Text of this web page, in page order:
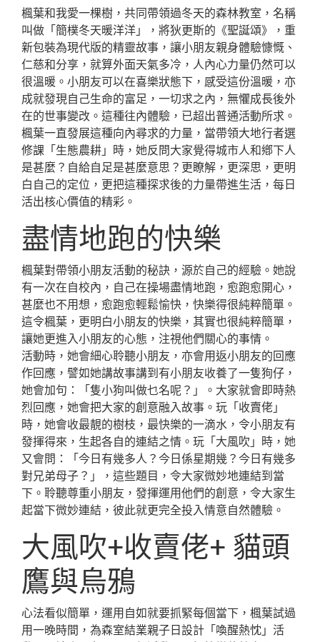
楓葉和我愛一棵樹，共同帶領過冬天的森林教室，名稱
叫做「簡樸冬天暖洋洋」，將狄更斯的《聖誕頌》，重
新包裝為現代版的精靈故事，讓小朋友親身體驗慷慨、
仁慈和分享，就算外面天氣多冷，人內心力量仍然可以
很溫暖。小朋友可以在喜樂狀態下，感受這份溫暖，亦
成就發現自己生命的富足，一切求之內，無懼成長後外
在的世事變改。這種往內體驗，已超出普通活動所求。
楓葉一直發展這種向內尋求的力量，當帶領大地行者選
修課「生態農耕」時，她反問大家覺得城市人和鄕下人
是甚麼？自給自足是甚麼意思？更瞭解，更深思，更明
白自己的定位，更把這種探求後的力量帶進生活，每日
活出核心價值的精彩。
盡情地跑的快樂
楓葉對帶領小朋友活動的秘訣，源於自己的經驗。她說
有一次在自校內，自己在操場盡情地跑，愈跑愈開心，
甚麼也不用想，愈跑愈輕鬆愉快，快樂得很純粹簡單。
這令楓葉，更明白小朋友的快樂，其實也很純粹簡單，
讓她更進入小朋友的心態，注視他們關心的事情。
活動時，她會細心聆聽小朋友，亦會用返小朋友的回應
作回應，譬如她講故事講到有小朋友收養了一隻狗仔，
她會加句：「隻小狗叫做乜名呢？」。大家就會即時熱
烈回應，她會把大家的創意融入故事。玩「收賣佬」
時，她會收最靚的樹枝，最快樂的一滴水，令小朋友有
發揮得來，生起各自的連結之情。玩「大風吹」時，她
又會問：「今日有幾多人？今日係星期幾？今日有幾多
對兄弟母子？」，這些題目，令大家微妙地連結到當
下。聆聽尊重小朋友，發揮運用他們的創意，令大家生
起當下微妙連結，彼此就更完全投入情意自然體驗。
大風吹+收賣佬+ 貓頭
鷹與烏鴉
心法看似簡單，運用自如就要抓緊每個當下，楓葉試過
用一晚時間，為森室結業親子日設計「喚醒熱忱」活